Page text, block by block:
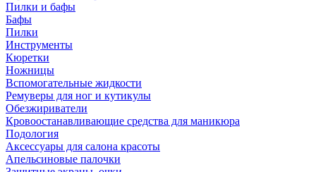
Пилки и бафы
Бафы
Пилки
Инструменты
Кюретки
Ножницы
Вспомогательные жидкости
Ремуверы для ног и кутикулы
Обезжириватели
Кровоостанавливающие средства для маникюра
Подология
Аксессуары для салона красоты
Апельсиновые палочки